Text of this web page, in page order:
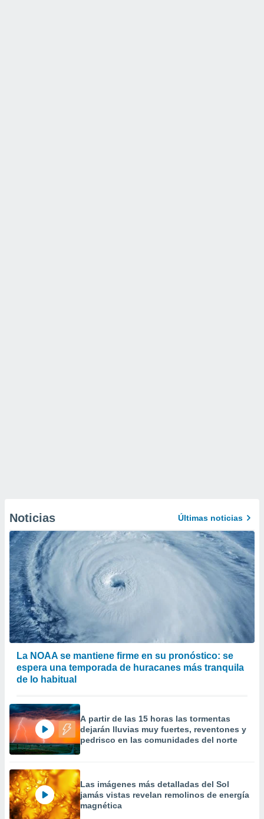
Noticias Últimas noticias
La NOAA se mantiene firme en su pronóstico: se
espera una temporada de huracanes más tranquila
de lo habitual
A partir de las 15 horas las tormentas
dejarán lluvias muy fuertes, reventones y
pedrisco en las comunidades del norte
Las imágenes más detalladas del Sol
jamás vistas revelan remolinos de energía
magnética